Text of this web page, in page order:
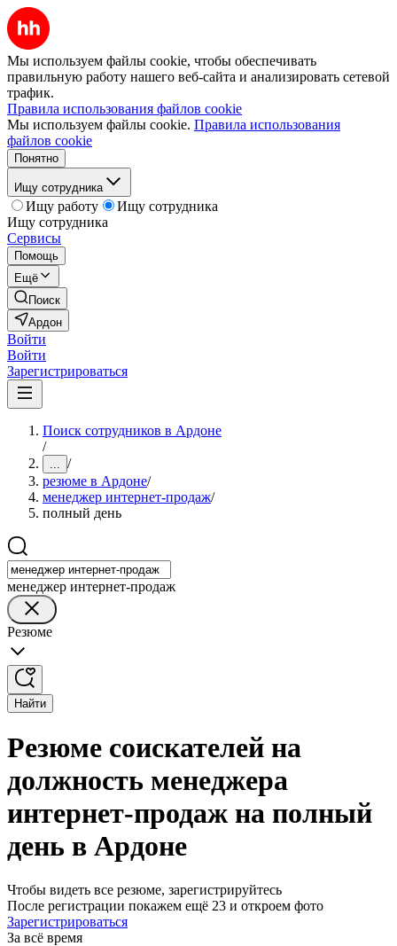
Мы используем файлы cookie, чтобы обеспечивать
правильную работу нашего веб-сайта и анализировать сетевой
трафик.
Правила использования файлов cookie
Мы используем файлы cookie. Правила использования
файлов cookie
Понятно
Ищу сотрудника
Ищу работу
Ищу сотрудника
Ищу сотрудника
Сервисы
Помощь
Ещё
Поиск
Ардон
Войти
Войти
Зарегистрироваться
Поиск сотрудников в Ардоне
/
... /
резюме в Ардоне/
менеджер интернет-продаж/
полный день
менеджер интернет-продаж
Резюме
Найти
Резюме соискателей на
должность менеджера
интернет-продаж на полный
день в Ардоне
Чтобы видеть все резюме, зарегистрируйтесь
После регистрации покажем ещё 23 и откроем фото
Зарегистрироваться
За всё время